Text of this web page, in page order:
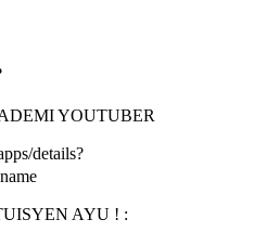
YOUTUBER
details?
AYU ! :